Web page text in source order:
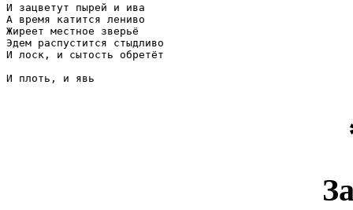
И зацветут пырей и ива
А время катится лениво
Жиреет местное зверьё
Эдем распустится стыдливо
И лоск, и сытость обретёт
И плоть, и явь